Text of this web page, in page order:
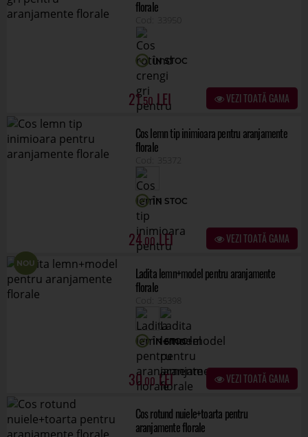
florale
ÎN STOC
21.50 VEZI TOATĂ GAMA
Cos lemn tip inimioara pentru aranjamente
florale
35372
ÎN STOC
24.00 VEZI TOATĂ GAMA
NOU
Ladita lemn+model pentru aranjamente
florale
ÎN STOC
30.00 VEZI TOATĂ GAMA
Cos rotund nuiele+toarta pentru
aranjamente florale